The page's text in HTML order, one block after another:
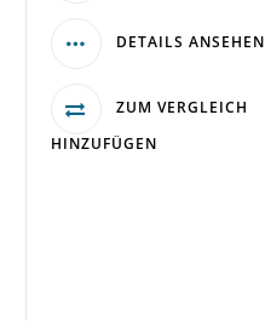
DETAILS ANSEHEN
ZUM VERGLEICH
HINZUFÜGEN